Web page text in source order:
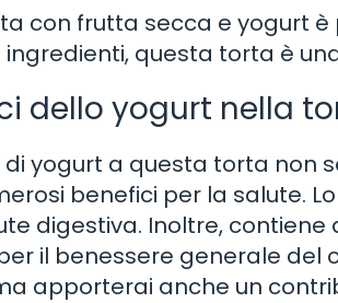
con frutta secca e yogurt è
questa torta è
dello yogurt nella
di yogurt a questa torta non
benefici per la salute.
digestiva. Inoltre,
il benessere generale del
apporterai anche un